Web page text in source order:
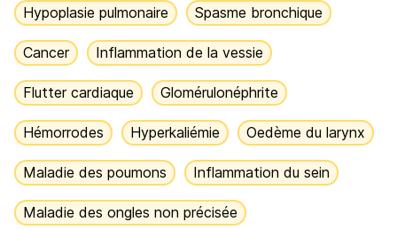
Hypoplasie pulmonaire Spasme bronchique
Cancer Inflammation de la vessie
Flutter cardiaque Glomérulonéphrite
Hémorrodes Hyperkaliémie Oedème du larynx
Maladie des poumons Inflammation du sein
Maladie des ongles non précisée